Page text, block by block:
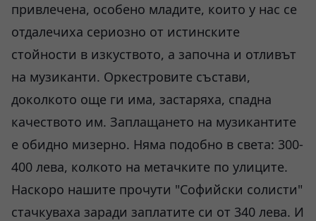
привлечена, особено младите, които у нас се
отдалечиха сериозно от истинските
стойности в изкуството, а започна и отливът
на музиканти. Оркестровите състави,
доколкото още ги има, застаряха, спадна
качеството им. Заплащането на музикантите
е обидно мизерно. Няма подобно в света: 300-
400 лева, колкото на метачките по улиците.
Наскоро нашите прочути "Софийски солисти"
стачкуваха заради заплатите си от 340 лева. И